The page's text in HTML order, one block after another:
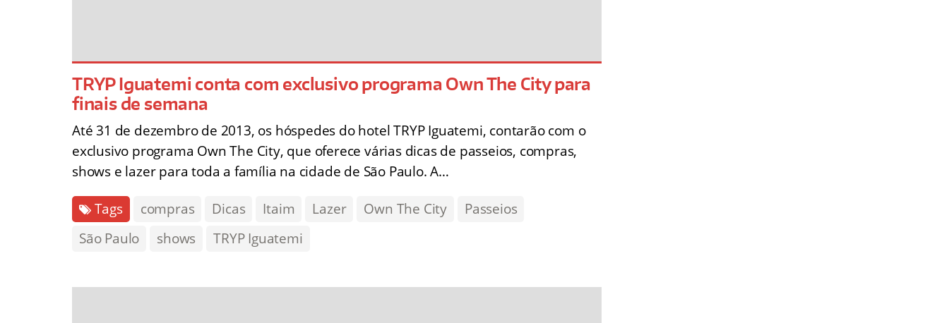
TRYP Iguatemi conta com exclusivo programa Own The City para
finais de semana
Até 31 de dezembro de 2013, os hóspedes do hotel TRYP Iguatemi, contarão com o
exclusivo programa Own The City, que oferece várias dicas de passeios, compras,
shows e lazer para toda a família na cidade de São Paulo. A…
Tags compras Dicas Itaim Lazer Own The City
Passeios
São Paulo
shows TRYP Iguatemi